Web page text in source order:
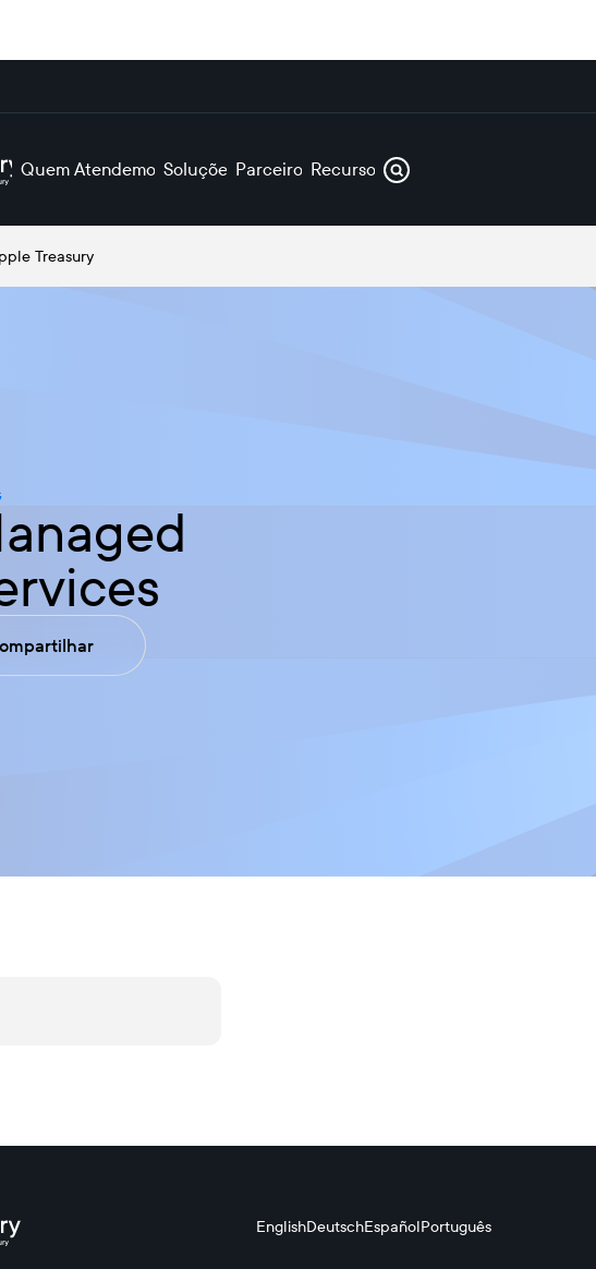
Quem Atendemos Soluções Parceiros Recursos
Treasury
EnglishDeutschEspañolPortuguês